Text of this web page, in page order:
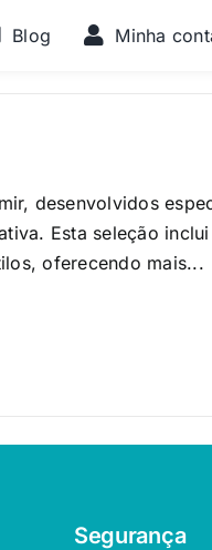
Blog Minha
desenvolvidos
Esta seleção
oferecendo mais...
Segurança